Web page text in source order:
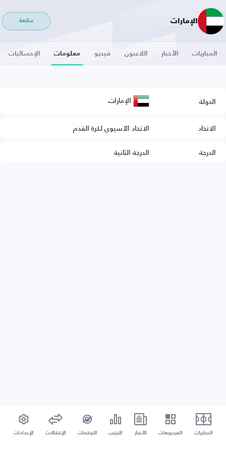
الإمارات متابعة
المباريات الأخبار اللاعبون فيديو معلومات الإحصائيات
الدولة الإمارات
الاتحاد
الاتحاد الآسيوي لكرة القدم
الدرجة
الدرجة الثانية
المباريات الفيديوهات الأخبار الترتيب التوقعات الإنتقالات الإعدادات